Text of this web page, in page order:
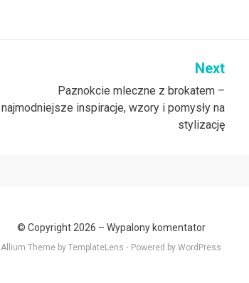
Next
Paznokcie mleczne z brokatem –
najmodniejsze inspiracje, wzory i pomysły na
stylizację
© Copyright 2026 – Wypalony komentator
Allium Theme by TemplateLens ⋅ Powered by WordPress